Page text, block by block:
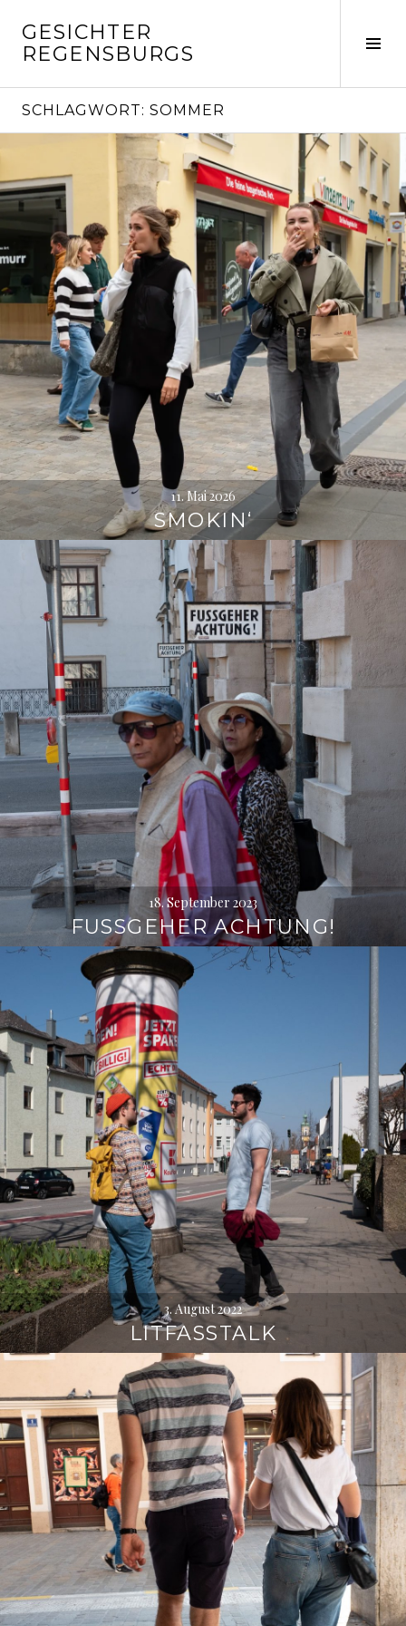
zum
Inhalt
GESICHTER
REGENSBURGS
SCHLAGWORT: SOMMER
11. Mai 2026
SMOKIN‘
18. September 2023
FUSSGEHER ACHTUNG!
3. August 2022
LITFASSTALK